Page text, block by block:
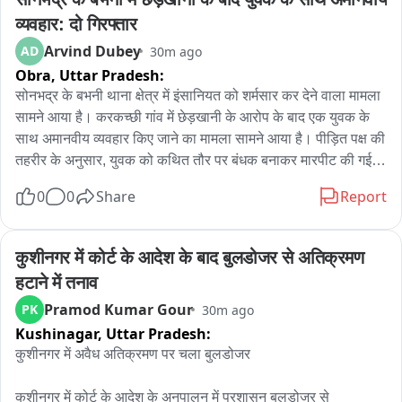
इसके लिए तैयार है...हमें लगता है कि सरकार सच में हमारा साथ देने को
तैयार है..."
व्यवहार: दो गिरफ्तार
AD Arvind Dubey 30m ago
Obra, Uttar Pradesh:
सोनभद्र के बभनी थाना क्षेत्र में इंसानियत को शर्मसार कर देने वाला मामला
सामने आया है। करकच्छी गांव में छेड़खानी के आरोप के बाद एक युवक के
साथ अमानवीय व्यवहार किए जाने का मामला सामने आया है। पीड़ित पक्ष की
तहरीर के अनुसार, युवक को कथित तौर पर बंधक बनाकर मारपीट की गई,
पूरी घटना का वीडियो भी बनाया गया। पीड़ित पक्ष की तहरीर के आधार पर
लिया है। वहीं दूसरे पक्ष की महिला ने भी युवक पर छेड़खानी और गाली-
गलौज का आरोप लगाया है, जिसकी पुलिस अलग से जांच कर रही है।
0 0 Share Report
कुशीनगर में कोर्ट के आदेश के बाद बुलडोजर से अतिक्रमण
हटाने में तनाव
PK Pramod Kumar Gour 30m ago
Kushinagar, Uttar Pradesh:
कुशीनगर में अवैध अतिक्रमण पर चला बुलडोजर
कुशीनगर में कोर्ट के आदेश के अनुपालन में प्रशासन बुलडोजर से